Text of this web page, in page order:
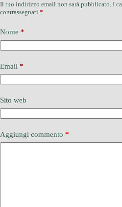
Il tuo indirizzo email non sarà pubblicato. I
contrassegnati *
Nome *
Email *
Sito web
Aggiungi commento *